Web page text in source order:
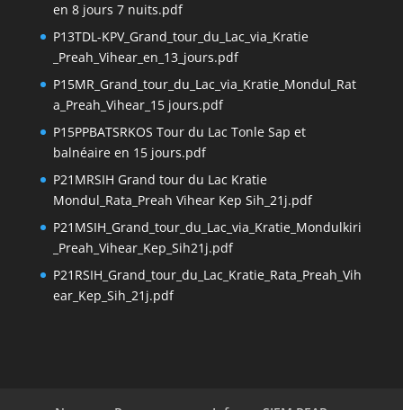
en 8 jours 7 nuits.pdf
P13TDL-KPV_Grand_tour_du_Lac_via_Kratie
_Preah_Vihear_en_13_jours.pdf
P15MR_Grand_tour_du_Lac_via_Kratie_Mondul_Rat
a_Preah_Vihear_15 jours.pdf
P15PPBATSRKOS Tour du Lac Tonle Sap et
balnéaire en 15 jours.pdf
P21MRSIH Grand tour du Lac Kratie
Mondul_Rata_Preah Vihear Kep Sih_21j.pdf
P21MSIH_Grand_tour_du_Lac_via_Kratie_Mondulkiri
_Preah_Vihear_Kep_Sih21j.pdf
P21RSIH_Grand_tour_du_Lac_Kratie_Rata_Preah_Vih
ear_Kep_Sih_21j.pdf